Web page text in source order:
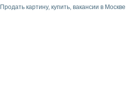
картину, купить, вакансии в Москве